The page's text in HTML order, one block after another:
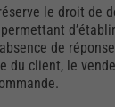
le droit de
de
du client, le